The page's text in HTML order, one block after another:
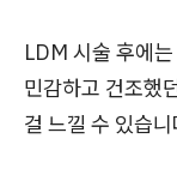
LDM 시술 후에
민감하고 건조했
걸 느낄 수 있습니